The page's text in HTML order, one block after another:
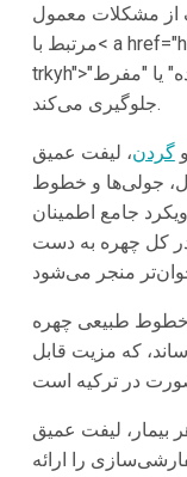
از مشکلات معمول
مرتبط با< a href="https://healthyturkiye.com/lift-surat-
trkyh">لیفت چهره‌های سنتی، مانند ظاهر "کشیده" یا "مفرط"
جلوگیری می‌کند.
گردن، لیفت عمیق
جولی‌ها و خطوط
جامع اطمینان
کل چهره به دست
طبیعی چهره
که مزیت قابل
بیمار، لیفت عمیق
را ارائه